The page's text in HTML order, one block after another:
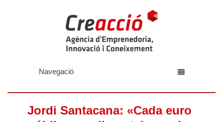
Navegació
Jordi Santacana: «Cada euro